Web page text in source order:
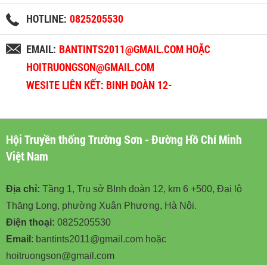
HOTLINE: 0825205530
EMAIL: BANTINTS2011@GMAIL.COM HOẶC
HOITRUONGSON@GMAIL.COM
WESITE LIÊN KẾT: BINH ĐOÀN 12-
Hội Truyền thống Trường Sơn - Đường Hồ Chí Minh
Việt Nam
Địa chỉ: Tầng 1, Trụ sở BInh đoàn 12, km 6 +500, Đại lộ
Thăng Long, phường Xuân Phương, Hà Nội.
Điện thoại: 0825205530
Email : bantints2011@gmail.com hoặc
hoitruongson@gmail.com